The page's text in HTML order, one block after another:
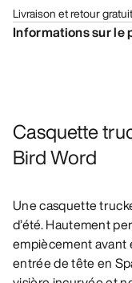
Livraison et retour
Informations sur le
Casquette
Bird Word
Une casquette
d’été. Hautement
empiècement avant
entrée de tête en